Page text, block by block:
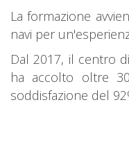
La formazione
navi per
Dal 2017, il centro
ha accolto oltre
soddisfazione del